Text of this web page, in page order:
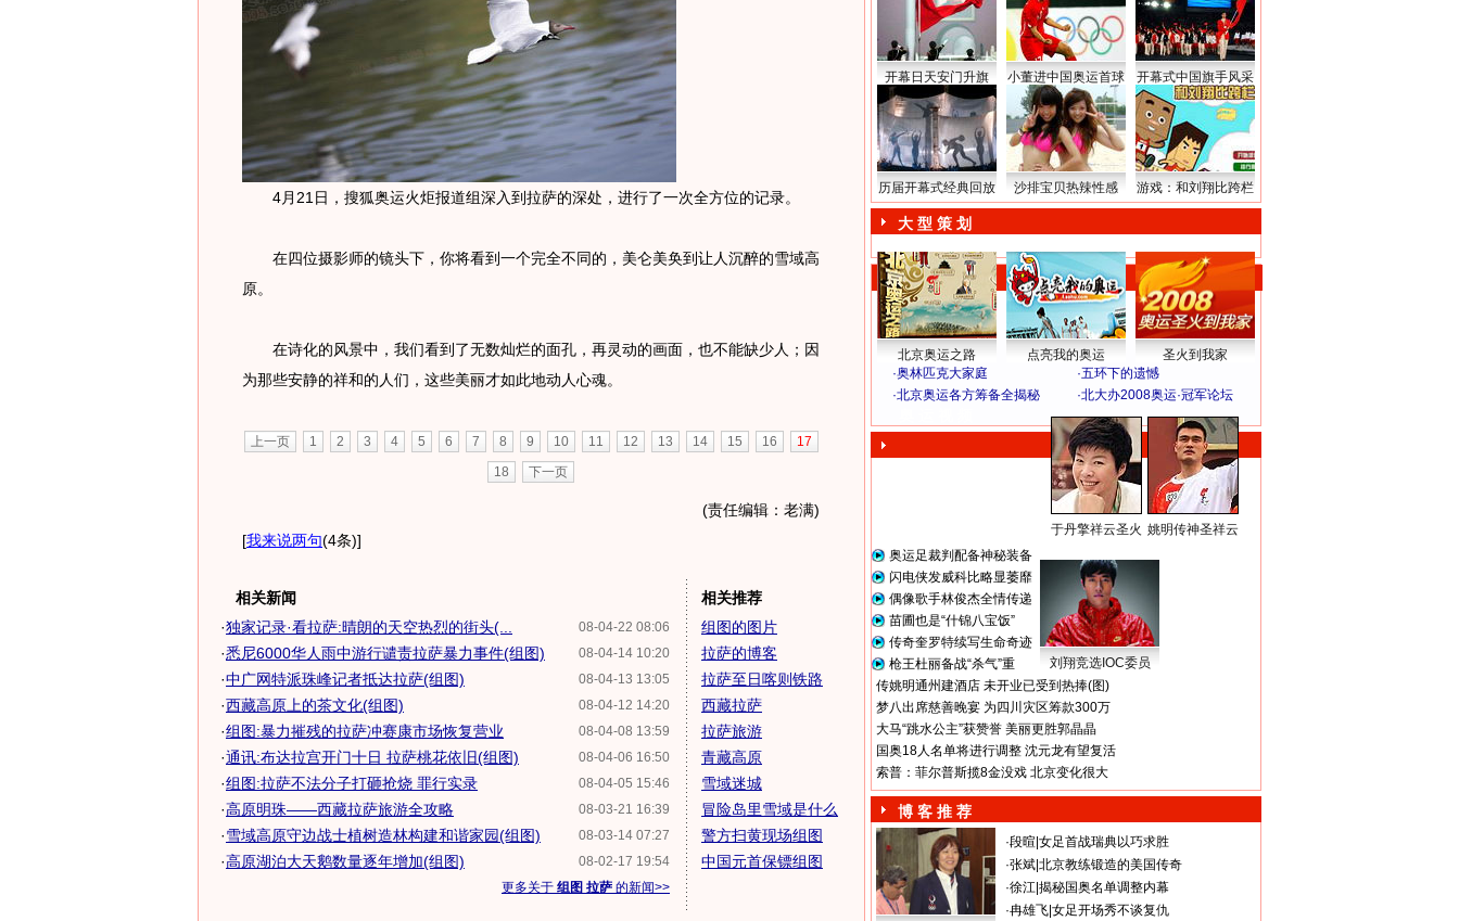
4月21日，搜狐奥运火炬报道组深入到拉萨的深处，进行了一次全方位的记录。
在四位摄影师的镜头下，你将看到一个完全不同的，美仑美奂到让人沉醉的雪域高
原。
在诗化的风景中，我们看到了无数灿烂的面孔，再灵动的画面，也不能缺少人；因
为那些安静的祥和的人们，这些美丽才如此地动人心魂。
上一页 1 2 3 4 5 6 7 8 9 10 11 12 13 14 15 16
17
18
下一页
(责任编辑：老满)
[我来说两句(4条)]
相关新闻
08-04-22 08:06
·独家记录·看拉萨:晴朗的天空热烈的街头(...
08-04-14 10:20
·悉尼6000华人雨中游行谴责拉萨暴力事件(组图)
08-04-13 13:05
·中广网特派珠峰记者抵达拉萨(组图)
08-04-12 14:20
·西藏高原上的茶文化(组图)
08-04-08 13:59
·组图:暴力摧残的拉萨冲赛康市场恢复营业
08-04-06 16:50
·通讯:布达拉宫开门十日 拉萨桃花依旧(组图)
08-04-05 15:46
·组图:拉萨不法分子打砸抢烧 罪行实录
08-03-21 16:39
·高原明珠——西藏拉萨旅游全攻略
08-03-14 07:27
·雪域高原守边战士植树造林构建和谐家园(组图)
08-02-17 19:54
·高原湖泊大天鹅数量逐年增加(组图)
更多关于 组图 拉萨 的新闻>>
相关推荐
组图的图片
拉萨的博客
拉萨至日喀则铁路
西藏拉萨
拉萨旅游
青藏高原
雪域迷城
冒险岛里雪域是什么
警方扫黄现场组图
中国元首保镖组图
开幕日天安门升旗 小董进中国奥运首球 开幕式中国旗手风采
历届开幕式经典回放 沙排宝贝热辣性感 游戏：和刘翔比跨栏
大 型 策 划
北京奥运之路 点亮我的奥运
圣火到我家
·奥林匹克大家庭 ·五环下的遗憾
·北京奥运各方筹备全揭秘 ·北大办2008奥运·冠军论坛
于丹擎祥云圣火 姚明传神圣祥云
奥运足裁判配备神秘装备
闪电侠发威科比略显萎靡
偶像歌手林俊杰全情传递
苗圃也是“什锦八宝饭”
传奇奎罗特续写生命奇迹
枪王杜丽备战“杀气”重
刘翔竞选IOC委员
传姚明通州建酒店 未开业已受到热捧(图)
梦八出席慈善晚宴 为四川灾区筹款300万
大马“跳水公主”获赞誉 美丽更胜郭晶晶
国奥18人名单将进行调整 沈元龙有望复活
索普：菲尔普斯揽8金没戏 北京变化很大
博 客 推 荐
·段暄 女足首战瑞典以巧求胜
·张斌 北京教练锻造的美国传奇
·徐江 揭秘国奥名单调整内幕
·冉雄飞 女足开场秀不谈复仇